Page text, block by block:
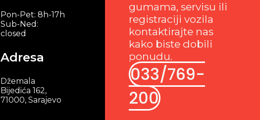
Pon-Pet: 8h-17h
Sub-Ned:
closed
Adresa
Džemala
Bijedića 162,
71000, Sarajevo
gumama, servisu ili
registraciji vozila
kontaktirajte nas
kako biste dobili
ponudu.
033/769-
200